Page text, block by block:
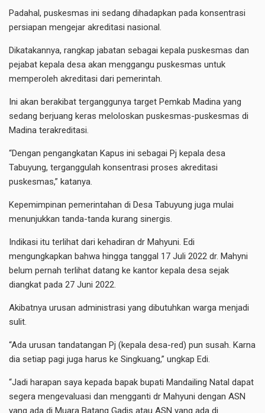
Padahal, puskesmas ini sedang dihadapkan pada konsentrasi
persiapan mengejar akreditasi nasional.
Dikatakannya, rangkap jabatan sebagai kepala puskesmas dan
pejabat kepala desa akan menggangu puskesmas untuk
memperoleh akreditasi dari pemerintah.
Ini akan berakibat terganggunya target Pemkab Madina yang
sedang berjuang keras meloloskan puskesmas-puskesmas di
Madina terakreditasi.
“Dengan pengangkatan Kapus ini sebagai Pj kepala desa
Tabuyung, terganggulah konsentrasi proses akreditasi
puskesmas,” katanya.
Kepemimpinan pemerintahan di Desa Tabuyung juga mulai
menunjukkan tanda-tanda kurang sinergis.
Indikasi itu terlihat dari kehadiran dr Mahyuni. Edi
mengungkapkan bahwa hingga tanggal 17 Juli 2022 dr. Mahyni
belum pernah terlihat datang ke kantor kepala desa sejak
diangkat pada 27 Juni 2022.
Akibatnya urusan administrasi yang dibutuhkan warga menjadi
sulit.
“Ada urusan tandatangan Pj (kepala desa-red) pun susah. Karna
dia setiap pagi juga harus ke Singkuang,” ungkap Edi.
“Jadi harapan saya kepada bapak bupati Mandailing Natal dapat
segera mengevaluasi dan mengganti dr Mahyuni dengan ASN
yang ada di Muara Batang Gadis atau ASN yang ada di